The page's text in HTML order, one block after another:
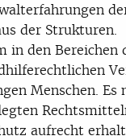
der Strukturen.
in den Bereichen
Menschen. Es
aufrecht